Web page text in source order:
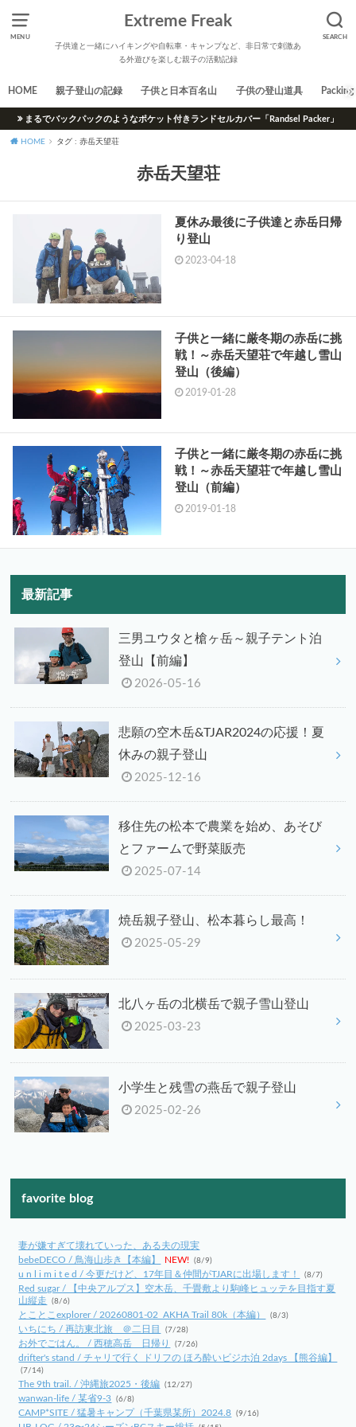
MENU SEARCH
Extreme Freak
子供達と一緒にハイキングや自転車・キャンプなど、非日常で刺激あ
る外遊びを楽しむ親子の活動記録
HOME 親子登山の記録 子供と日本百名山 子供の登山道具 Packing
まるでバックパックのようなポケット付きランドセルカバー「Randsel Packer」
HOME タグ : 赤岳天望荘
赤岳天望荘
夏休み最後に子供達と赤岳日帰
り登山
2023-04-18
子供と一緒に厳冬期の赤岳に挑
戦！～赤岳天望荘で年越し雪山
登山（後編）
2019-01-28
子供と一緒に厳冬期の赤岳に挑
戦！～赤岳天望荘で年越し雪山
登山（前編）
2019-01-18
最新記事
三男ユウタと槍ヶ岳～親子テント泊
登山【前編】
2026-05-16
悲願の空木岳&TJAR2024の応援！夏
休みの親子登山
2025-12-16
移住先の松本で農業を始め、あそび
とファームで野菜販売
2025-07-14
焼岳親子登山、松本暮らし最高！
2025-05-29
北八ヶ岳の北横岳で親子雪山登山
2025-03-23
小学生と残雪の燕岳で親子登山
2025-02-26
favorite blog
妻が嫌すぎて壊れていった、ある夫の現実
bebeDECO / 鳥海山歩き【本編】
NEW! (8/9)
u n l i m i t e d / 今更だけど、17年目＆仲間がTJARに出場します！ (8/7)
Red sugar / 【中央アルプス】空木岳、千畳敷より駒峰ヒュッテを目指す夏
山縦走
(8/6)
とことこexplorer / 20260801-02_AKHA Trail 80k（本編） (8/3)
いちにち / 再訪東北旅 ＠二日目 (7/28)
お外でごはん。 / 西穂高岳 日帰り (7/26)
drifter's stand / チャリで行く ドリフの ほろ酔いビジホ泊 2days 【熊谷編】
(7/14)
The 9th trail. / 沖縄旅2025・後編 (12/27)
wanwan-life / 某省9-3 (6/8)
CAMP*SITE / 猛暑キャンプ（千葉県某所）2024.8 (9/16)